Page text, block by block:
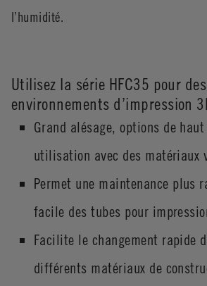
l’humidité.
Utilisez la série HFC35 pour des
environnements d’impression
Grand alésage, options de
utilisation avec des matériaux
Permet une maintenance plus
facile des tubes pour
Facilite le changement rapide
différents matériaux de